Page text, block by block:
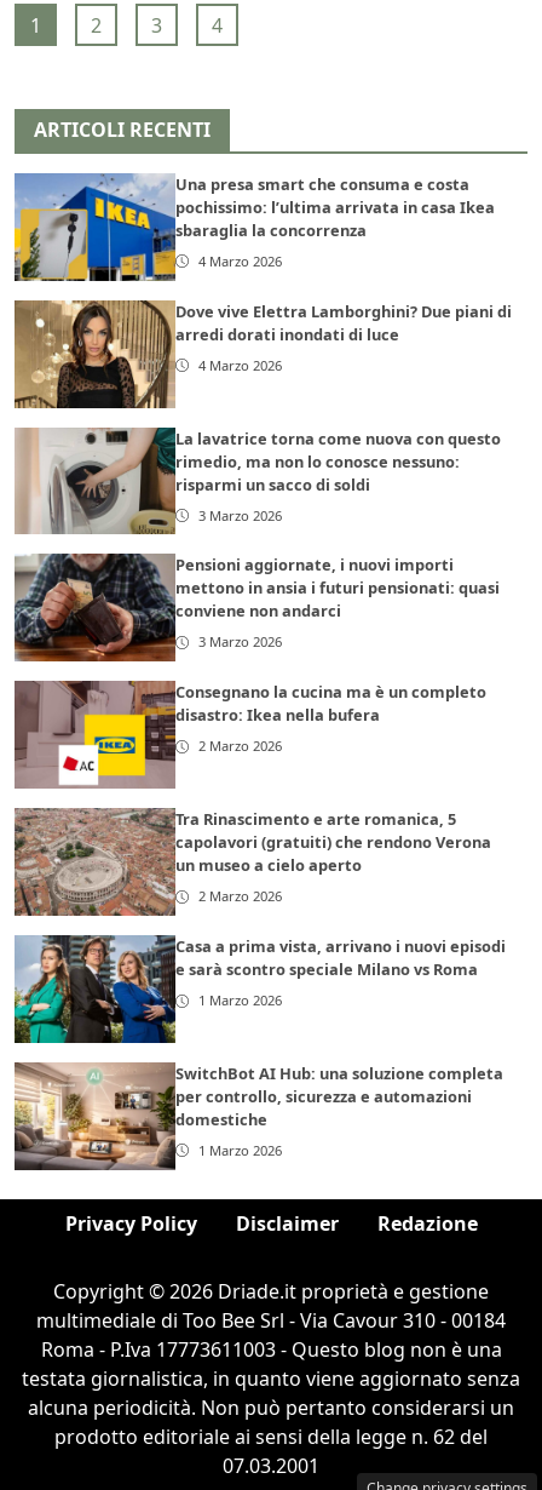
1 2 3 4
ARTICOLI RECENTI
Una presa smart che consuma e costa
pochissimo: l’ultima arrivata in casa Ikea
sbaraglia la concorrenza
4 Marzo 2026
Dove vive Elettra Lamborghini? Due piani di
arredi dorati inondati di luce
4 Marzo 2026
La lavatrice torna come nuova con questo
rimedio, ma non lo conosce nessuno:
risparmi un sacco di soldi
3 Marzo 2026
Pensioni aggiornate, i nuovi importi
mettono in ansia i futuri pensionati: quasi
conviene non andarci
3 Marzo 2026
Consegnano la cucina ma è un completo
disastro: Ikea nella bufera
2 Marzo 2026
Tra Rinascimento e arte romanica, 5
capolavori (gratuiti) che rendono Verona
un museo a cielo aperto
2 Marzo 2026
Casa a prima vista, arrivano i nuovi episodi
e sarà scontro speciale Milano vs Roma
1 Marzo 2026
SwitchBot AI Hub: una soluzione completa
per controllo, sicurezza e automazioni
domestiche
1 Marzo 2026
Privacy Policy Disclaimer Redazione
Copyright © 2026 Driade.it proprietà e gestione
multimediale di Too Bee Srl - Via Cavour 310 - 00184
Roma - P.Iva 17773611003 - Questo blog non è una
testata giornalistica, in quanto viene aggiornato senza
alcuna periodicità. Non può pertanto considerarsi un
prodotto editoriale ai sensi della legge n. 62 del
07.03.2001